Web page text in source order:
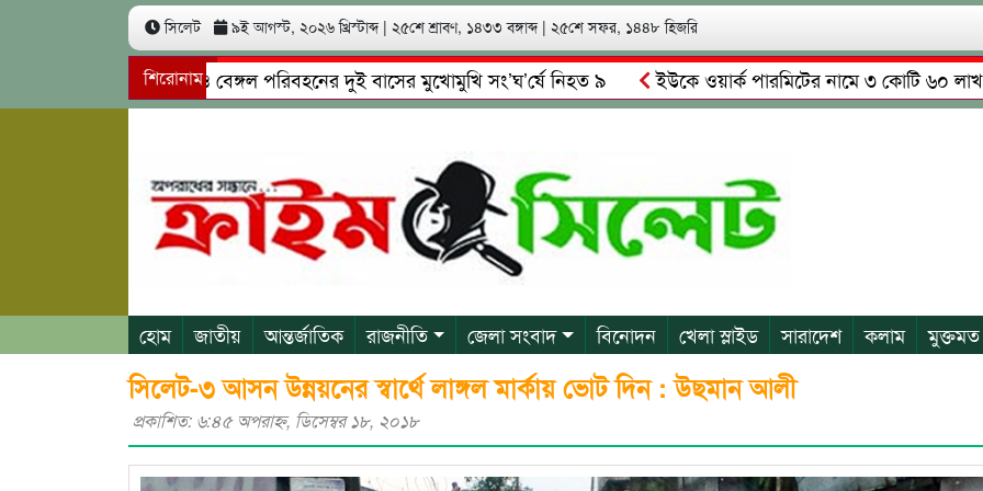
সিলেট ৯ই আগস্ট, ২০২৬ খ্রিস্টাব্দ | ২৫শে শ্রাবণ, ১৪৩৩ বঙ্গাব্দ | ২৫শে সফর, ১৪৪৮ হিজরি
শিরোনাম
সিলেটে ইউনিক ও বেঙ্গল পরিবহনের দুই বাসের মুখোমুখি সং’ঘ’র্ষে নিহত ৯ ইউকে ওয়ার্ক পারমিটের নামে ৩ কোটি ৬০ লাখ কোটি
গোয়াইনঘাটে প্রেমের ফাঁদে তরুণী পাচার: মাদকাসক্ত রিমালকে গ্রেপ্তারের দাবি স্থানীয়দের
গোয়াইনঘাটে আলিম উদ্দিনের নেতৃত্বে
হোম জাতীয় আন্তর্জাতিক রাজনীতি জেলা সংবাদ বিনোদন খেলা স্লাইড সারাদেশ কলাম মুক্তমত
সিলেট-৩ আসন উন্নয়নের স্বার্থে লাঙ্গল মার্কায় ভোট দিন : উছমান আলী
প্রকাশিত: ৬:৪৫ অপরাহ্ণ, ডিসেম্বর ১৮, ২০১৮